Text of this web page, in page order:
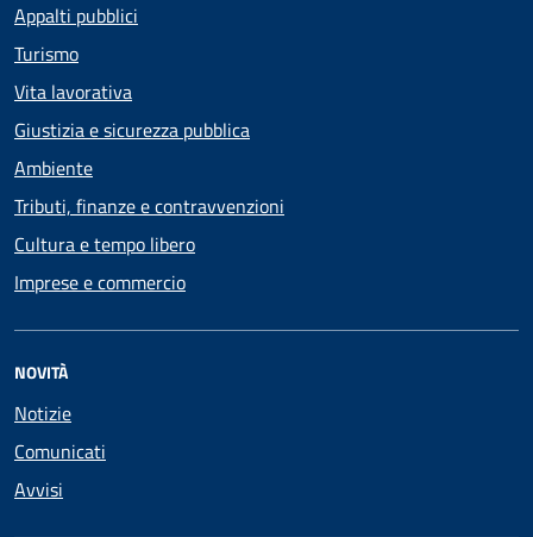
Appalti pubblici
Turismo
Vita lavorativa
Giustizia e sicurezza pubblica
Ambiente
Tributi, finanze e contravvenzioni
Cultura e tempo libero
Imprese e commercio
NOVITÀ
Notizie
Comunicati
Avvisi